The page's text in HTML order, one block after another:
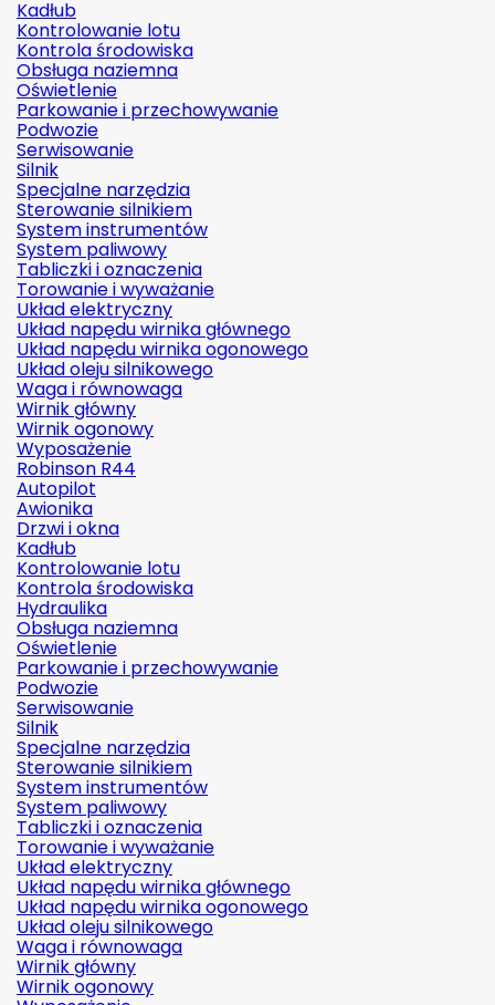
Kadłub
Kontrolowanie lotu
Kontrola środowiska
Obsługa naziemna
Oświetlenie
Parkowanie i przechowywanie
Podwozie
Serwisowanie
Silnik
Specjalne narzędzia
Sterowanie silnikiem
System instrumentów
System paliwowy
Tabliczki i oznaczenia
Torowanie i wyważanie
Układ elektryczny
Układ napędu wirnika głównego
Układ napędu wirnika ogonowego
Układ oleju silnikowego
Waga i równowaga
Wirnik główny
Wirnik ogonowy
Wyposażenie
Robinson R44
Autopilot
Awionika
Drzwi i okna
Kadłub
Kontrolowanie lotu
Kontrola środowiska
Hydraulika
Obsługa naziemna
Oświetlenie
Parkowanie i przechowywanie
Podwozie
Serwisowanie
Silnik
Specjalne narzędzia
Sterowanie silnikiem
System instrumentów
System paliwowy
Tabliczki i oznaczenia
Torowanie i wyważanie
Układ elektryczny
Układ napędu wirnika głównego
Układ napędu wirnika ogonowego
Układ oleju silnikowego
Waga i równowaga
Wirnik główny
Wirnik ogonowy